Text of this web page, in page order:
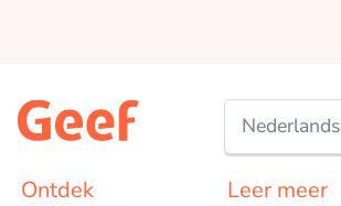
Nederlands
Ontdek Leer meer